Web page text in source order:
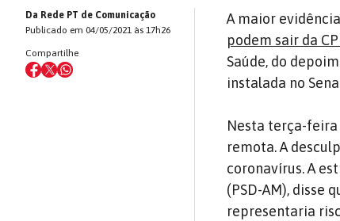
Da Rede PT de Comunicação
Publicado em 04/05/2021 às 17h26
Compartilhe
A maior
podem sair da
Saúde, do
instalada no
Nesta terça-
remota. A
coronavírus. A
(PSD-AM), disse
representaria